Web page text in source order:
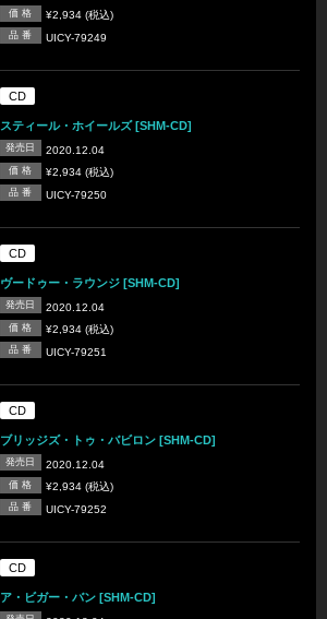
価 格 ¥2,934 (税込)
品 番 UICY-79249
CD
スティール・ホイールズ [SHM-CD]
発売日 2020.12.04
価 格 ¥2,934 (税込)
品 番 UICY-79250
CD
ヴードゥー・ラウンジ [SHM-CD]
発売日 2020.12.04
価 格 ¥2,934 (税込)
品 番 UICY-79251
CD
ブリッジズ・トゥ・バビロン [SHM-CD]
発売日 2020.12.04
価 格 ¥2,934 (税込)
品 番 UICY-79252
CD
ア・ビガー・バン [SHM-CD]